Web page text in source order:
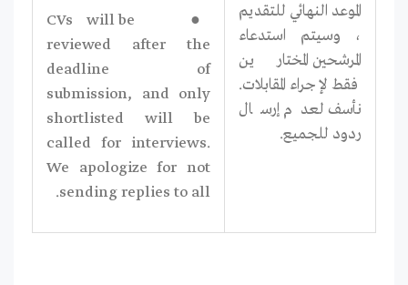
الموعد النهائي للتقديم
، وسيتم استدعاء
المرشحين المختارين
فقط لإجراء المقابلات.
نأسف لعدم إرسال
ردود للجميع.
● CVs will be
reviewed after the
deadline of
submission, and only
shortlisted will be
called for interviews.
We apologize for not
sending replies to all.